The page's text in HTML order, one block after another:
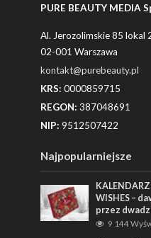
PURE BEAUTY MEDIA
Al. Jerozolimskie 85 lokal
02-001 Warszawa
kontakt@purebeauty.pl
KRS: 0000859715
REGON: 387048691
NIP: 9512507422
Najpopularniejsze
WISHES –
przez
9 144